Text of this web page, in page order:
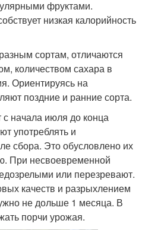
фруктами.
низкая калорийность
сортам, отличаются
количеством сахара в
Ориентируясь на
поздние и ранние сорта.
начала июля до конца
употреблять и
сбора. Это обусловлено их
При несвоевременной
или перезревают.
качеств и разрыхлением
не дольше 1 месяца. В
порчи урожая.